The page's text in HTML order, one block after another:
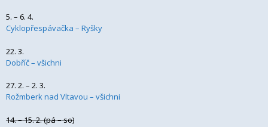
5. – 6. 4.
Cyklopřespávačka – Ryšky
22. 3.
Dobříč – všichni
27. 2. – 2. 3.
Rožmberk nad Vltavou – všichni
14. – 15. 2. (pá – so)